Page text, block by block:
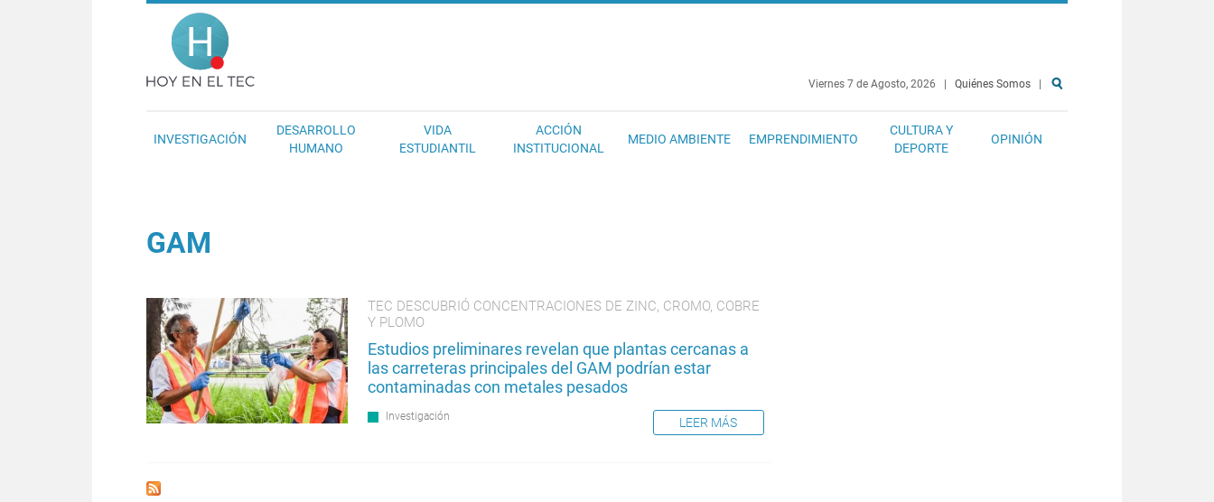
Pasar al contenido principal
Viernes 7 de Agosto, 2026 Quiénes Somos
INVESTIGACIÓN
DESARROLLO
HUMANO
VIDA
ESTUDIANTIL
ACCIÓN
INSTITUCIONAL
MEDIO AMBIENTE EMPRENDIMIENTO
CULTURA Y
DEPORTE
OPINIÓN
GAM
TEC DESCUBRIÓ CONCENTRACIONES DE ZINC, CROMO, COBRE
Y PLOMO
Estudios preliminares revelan que plantas cercanas a
las carreteras principales del GAM podrían estar
contaminadas con metales pesados
Investigación LEER MÁS